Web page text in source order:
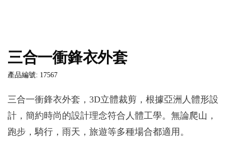
三合一衝鋒衣外套
產品編號: 17567
三合一衝鋒衣外套，3D立體裁剪，根據亞洲人體形設
計，簡約時尚的設計理念符合人體工學。無論爬山，
跑步，騎行，雨天，旅遊等多種場合都適用。